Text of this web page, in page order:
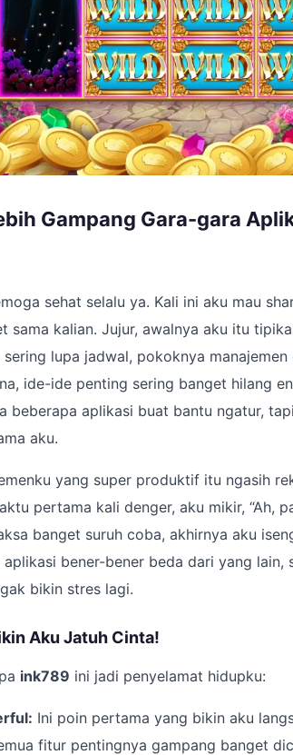
Gampang Gara-gara
sehat selalu ya. Kali ini aku mau
sama kalian. Jujur, awalnya aku itu
lupa jadwal, pokoknya
ide-ide penting sering banget hilang
beberapa aplikasi buat bantu ngatur,
aku.
yang super produktif itu ngasih
pertama kali denger, aku mikir, “Ah,
banget suruh coba, akhirnya aku
bener-bener beda dari yang lain,
bikin stres lagi.
Aku Jatuh Cinta!
ink789 ini jadi penyelamat hidupku:
Ini poin pertama yang bikin aku
fitur pentingnya gampang banget